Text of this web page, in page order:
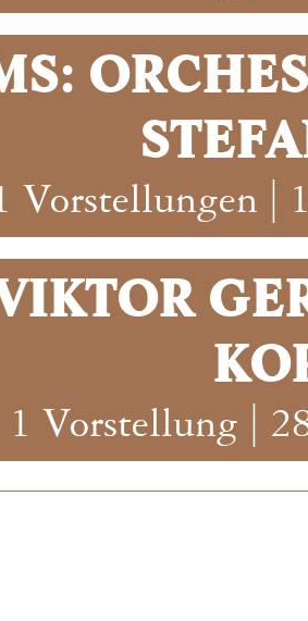
Vorstellungen |
1 Vorstellung |